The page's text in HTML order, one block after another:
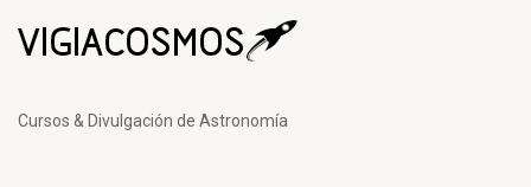
Cursos & Divulgación de Astronomía